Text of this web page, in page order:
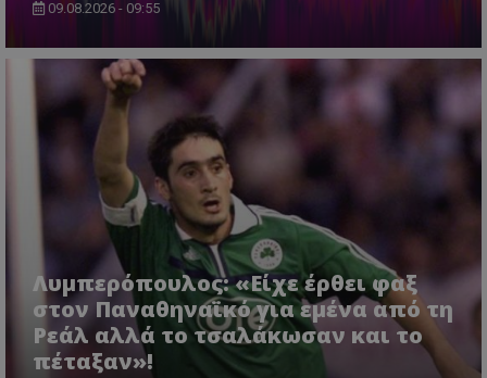
09.08.2026 - 09:55
Λυμπερόπουλος: «Είχε έρθει φαξ
στον Παναθηναϊκό για εμένα από τη
Ρεάλ αλλά το τσαλάκωσαν και το
πέταξαν»!